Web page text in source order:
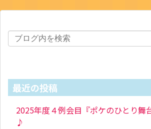
最近の投稿
2025年度４例会目『ポケのひとり舞
♪